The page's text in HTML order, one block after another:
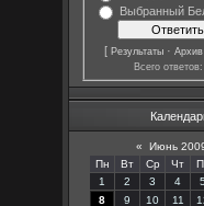
Выбранный
[Результаты ·
Всего ответов:
« Июнь
Пн
Вт Ср Чт
1
2 3 4 5
8
9 10 11